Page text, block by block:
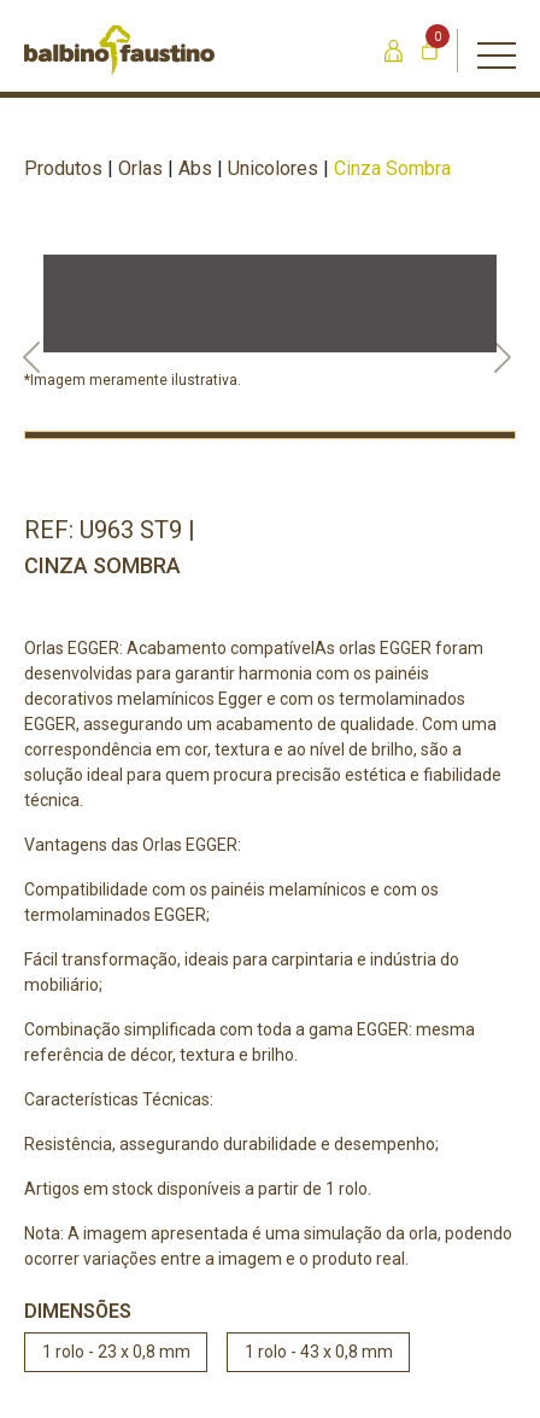
0
Produtos | Orlas | Abs | Unicolores | Cinza Sombra
REF: U963 ST9 |
CINZA SOMBRA
Orlas EGGER: Acabamento compatívelAs orlas EGGER foram
desenvolvidas para garantir harmonia com os painéis
decorativos melamínicos Egger e com os termolaminados
EGGER, assegurando um acabamento de qualidade. Com uma
correspondência em cor, textura e ao nível de brilho, são a
solução ideal para quem procura precisão estética e fiabilidade
técnica.
Vantagens das Orlas EGGER:
Compatibilidade com os painéis melamínicos e com os
termolaminados EGGER;
Fácil transformação, ideais para carpintaria e indústria do
mobiliário;
Combinação simplificada com toda a gama EGGER: mesma
referência de décor, textura e brilho.
Características Técnicas:
Resistência, assegurando durabilidade e desempenho;
Artigos em stock disponíveis a partir de 1 rolo.
Nota: A imagem apresentada é uma simulação da orla, podendo
ocorrer variações entre a imagem e o produto real.
DIMENSÕES
1 rolo - 23 x 0,8 mm 1 rolo - 43 x 0,8 mm
Previous Next
*Imagem meramente ilustrativa.